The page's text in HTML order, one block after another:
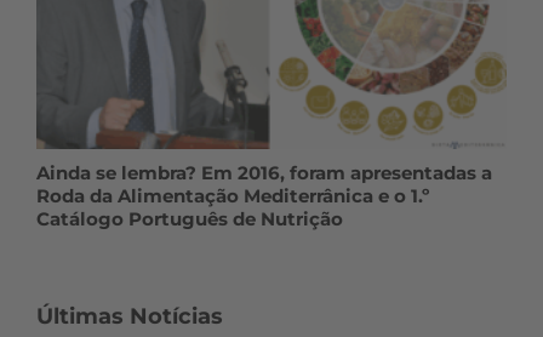
Ainda se lembra? Em 2016, foram apresentadas a
Roda da Alimentação Mediterrânica e o 1.º
Catálogo Português de Nutrição
Últimas Notícias